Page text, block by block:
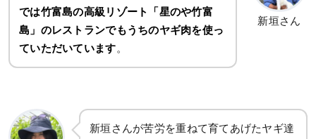
では竹富島の高級リゾート「星のや竹富
島」のレストランでもうちのヤギ肉を使っ
ていただいています。
新垣さん
新垣さんが苦労を重ねて育てあげたヤギ達